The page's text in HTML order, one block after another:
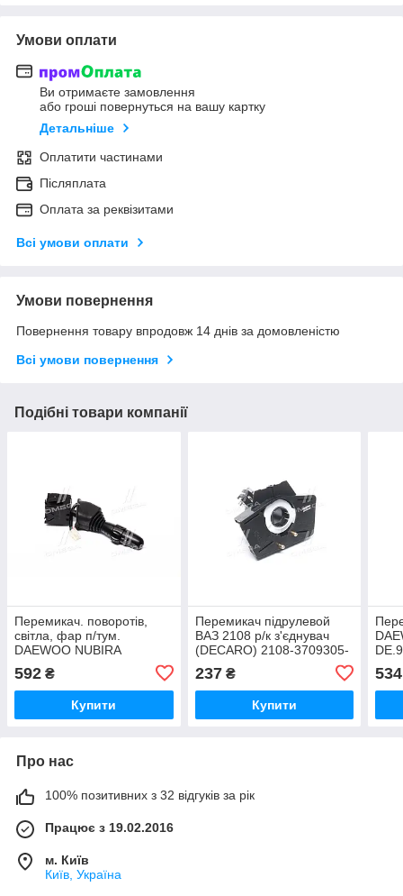
Умови оплати
Ви отримаєте замовлення
або гроші повернуться на вашу картку
Детальніше
Оплатити частинами
Післяплата
Оплата за реквізитами
Всі умови оплати
Умови повернення
Повернення товару впродовж 14 днів за домовленістю
Всі умови повернення
Подібні товари компанії
Перемикач. поворотів,
світла, фар п/тум.
DAEWOO NUBIRA
592 ₴
Купити
Перемикач підрулевой
ВАЗ 2108 р/к з'єднувач
(DECARO) 2108-3709305-
237₴
Купити
534
Про нас
100% позитивних з 32 відгуків за рік
Працює з 19.02.2016
м. Київ
Київ, Україна